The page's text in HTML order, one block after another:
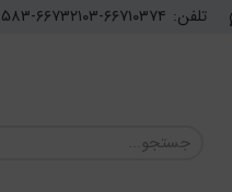
تلفن: ۰۹۱۲۴۰۴۱۵۸۳-۶۶۷۳۲۱۰۳-